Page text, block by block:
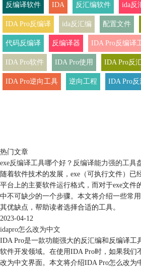
反编译软件
IDA 反汇编软件 ida反
IDA Pro反编译 ida反汇编 配置文件
代码反编译 反编译器 IDA Pro反编译
IDA Pro软件 IDA Pro使用 IDA Pro反
IDA Pro逆向工具 逆向工程 IDA Pro反
热门文章
exe反编译工具哪个好？反编译能力强的工具
随着软件技术的发展，exe（可执行文件）已
平台上的主要软件运行格式，而对于exe文件
中不可缺少的一个步骤。本文将介绍一些常
其优缺点，帮助读者选择合适的工具。
2023-04-12
idapro怎么改为中文
IDA Pro是一款功能强大的反汇编和反编译工
软件开发领域。在使用IDA Pro时，如果我们
改为中文界面。本文将介绍IDA Pro怎么改为